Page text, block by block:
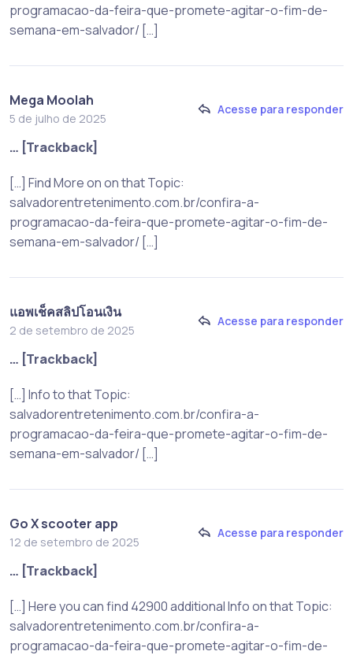
programacao-da-feira-que-promete-agitar-o-fim-de-
semana-em-salvador/ […]
Mega Moolah
5 de julho de 2025
Acesse para responder
… [Trackback]
[…] Find More on on that Topic:
salvadorentretenimento.com.br/confira-a-
programacao-da-feira-que-promete-agitar-o-fim-de-
semana-em-salvador/ […]
แอพเช็คสลิปโอนเงิน
2 de setembro de 2025
Acesse para responder
… [Trackback]
[…] Info to that Topic:
salvadorentretenimento.com.br/confira-a-
programacao-da-feira-que-promete-agitar-o-fim-de-
semana-em-salvador/ […]
Go X scooter app
12 de setembro de 2025
Acesse para responder
… [Trackback]
[…] Here you can find 42900 additional Info on that Topic:
salvadorentretenimento.com.br/confira-a-
programacao-da-feira-que-promete-agitar-o-fim-de-